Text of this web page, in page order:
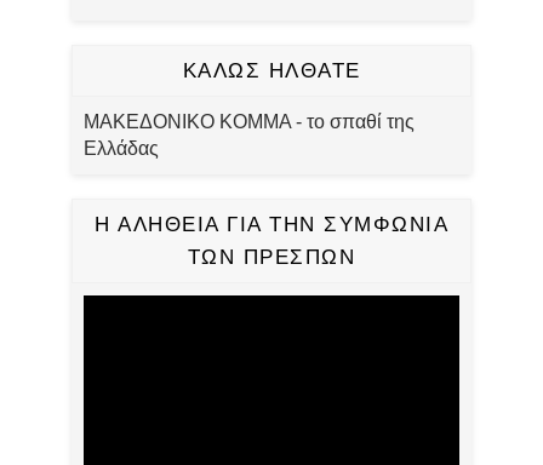
ΚΑΛΩΣ ΗΛΘΑΤΕ
ΜΑΚΕΔΟΝΙΚΟ ΚΟΜΜΑ - το σπαθί της
Ελλάδας
Η ΑΛΗΘΕΙΑ ΓΙΑ ΤΗΝ ΣΥΜΦΩΝΙΑ
ΤΩΝ ΠΡΕΣΠΩΝ